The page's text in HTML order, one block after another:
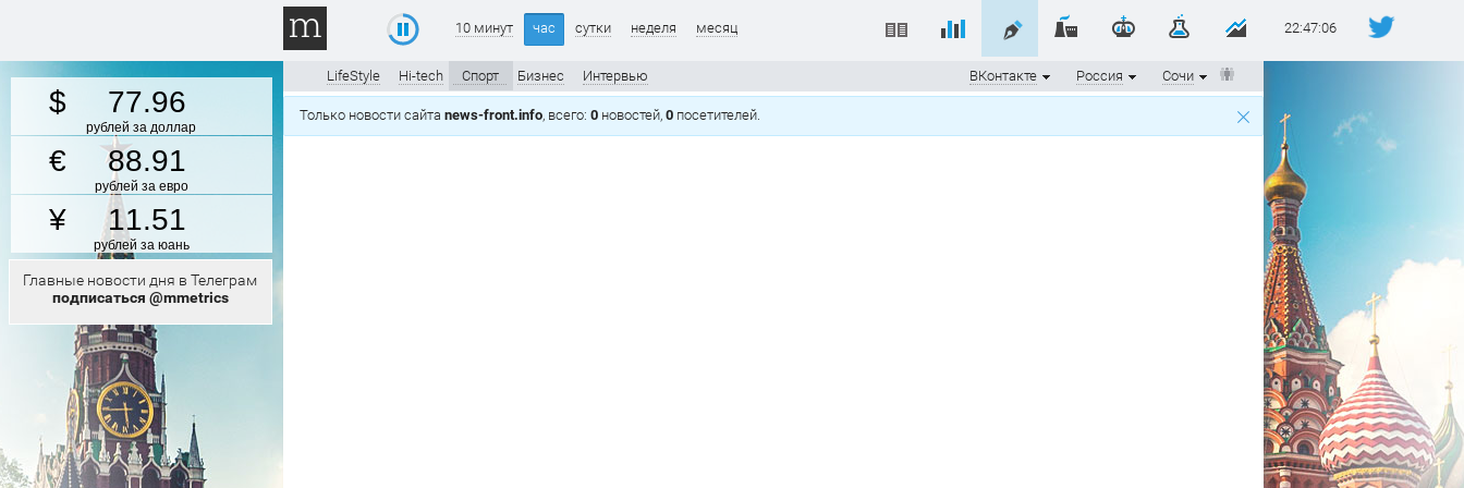
77.96
рублей за доллар
88.91
рублей за евро
11.51
рублей за юань
Главные новости дня в Телеграм
подписаться @mmetrics
22:47:07
10 минут час сутки неделя месяц
LifeStyle Hi-tech Спорт Бизнес Интервью Сочи
Россия
ВКонтакте
Только новости сайта news-front.info, всего: 0 новостей, 0 посетителей.